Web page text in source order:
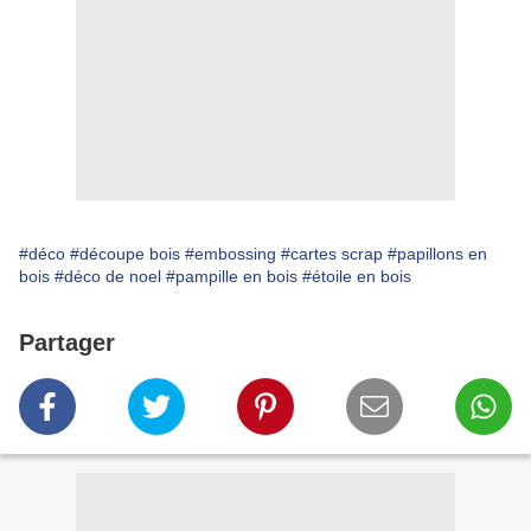
#déco #découpe bois #embossing #cartes scrap #papillons en
bois #déco de noel #pampille en bois #étoile en bois
Partager